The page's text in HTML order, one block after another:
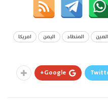
الصين المنطاد اليمن
امريكا
Google+